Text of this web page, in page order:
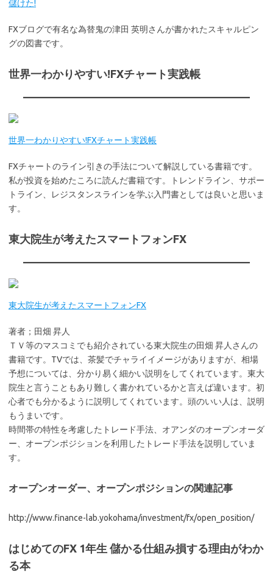
儲けた!
FXブログで有名な為替鬼の津田 英明さんが書かれたスキャルピン
グの図書です。
世界一わかりやすい!FXチャート実践帳
世界一わかりやすい!FXチャート実践帳
FXチャートのライン引きの手法について解説している書籍です。
私が投資を始めたころに読んだ書籍です。トレンドライン、サポー
トライン、レジスタンスラインを学ぶ入門書としては良いと思いま
す。
東大院生が考えたスマートフォンFX
東大院生が考えたスマートフォンFX
著者；田畑 昇人
ＴＶ等のマスコミでも紹介されている東大院生の田畑 昇人さんの
書籍です。TVでは、茶髪でチャライイメージがありますが、相場
予想については、分かり易く細かい説明をしてくれています。東大
院生と言うこともあり難しく書かれているかと言えば違います。初
心者でも分かるように説明してくれています。頭のいい人は、説明
もうまいです。
時間帯の特性を考慮したトレード手法、オアンダのオープンオーダ
ー、オープンポジションを利用したトレード手法を説明していま
す。
オープンオーダー、オープンポジションの関連記事
http://www.finance-lab.yokohama/investment/fx/open_position/
はじめてのFX 1年生 儲かる仕組み損する理由がわか
る本